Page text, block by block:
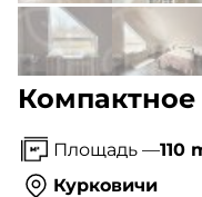
Площадь —110
Курковичи